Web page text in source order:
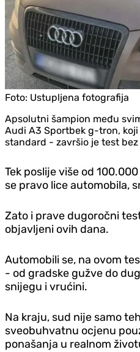
Foto: Ustupljena fotografija
Apsolutni šampion među
Audi A3 Sportbek g-tron,
standard - završio je test
Tek poslije više od
se pravo lice automobila,
Zato i prave dugoročni
objavljeni ovih dana.
Automobili se, na ovom
- od gradske gužve do
snijegu i vrućini.
Na kraju, sud nije samo
sveobuhvatnu ocjenu
ponašanja u realnom